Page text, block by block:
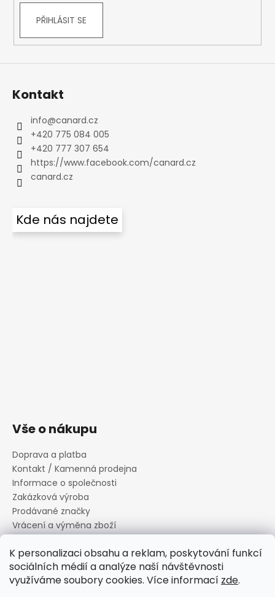
K personalizaci obsahu a reklam, poskytování funkcí
sociálních médií a analýze naší návštěvnosti
využíváme soubory cookies. Více informací zde.
PŘIHLÁSIT SE
Kontakt
info@canard.cz
+420 775 084 005
+420 777 307 654
https://www.facebook.com/canard.cz
canard.cz
Kde nás najdete
Vše o nákupu
Doprava a platba
Kontakt / Kamenná prodejna
Informace o společnosti
Zakázková výroba
Prodávané značky
Vrácení a výměna zboží
Informace o souborech cookies
Reklamační řád
Obchodní podmínky